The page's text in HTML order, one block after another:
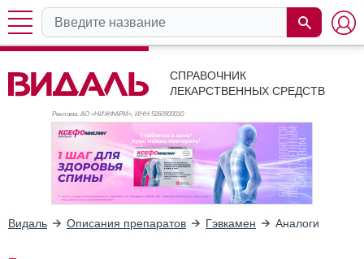
СПРАВОЧНИК
ЛЕКАРСТВЕННЫХ СРЕДСТВ
Реклама. АО «НИЖФАРМ», ИНН 5260900010
Видаль Описания препаратов Гэвкамен Аналоги